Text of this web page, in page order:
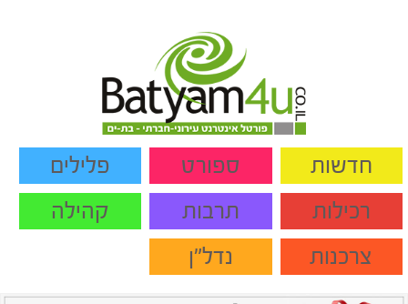
חדשות ספורט
פלילים
רכילות
תרבות
קהילה
צרכנות
נדל"ן